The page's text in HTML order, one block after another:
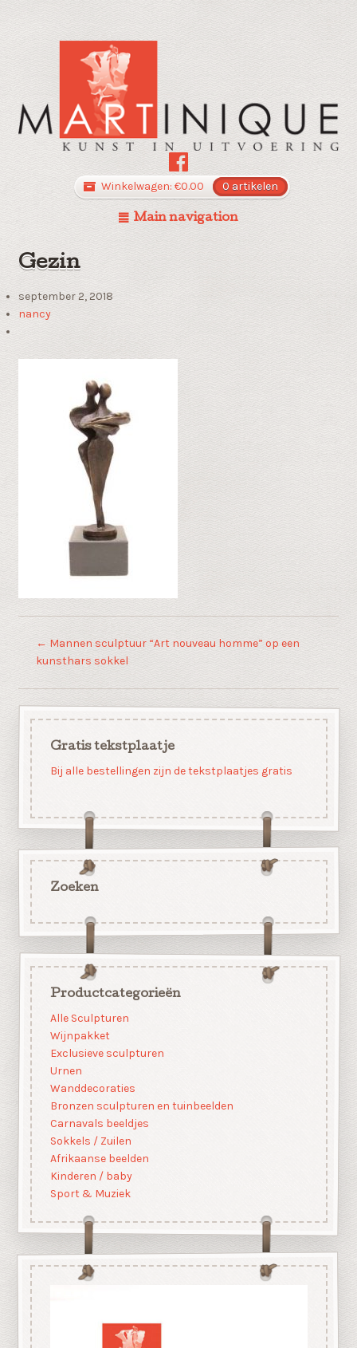
Winkelwagen: €0.00 0 artikelen
Main navigation
Gezin
september 2, 2018
nancy
← Mannen sculptuur “Art nouveau homme” op een
kunsthars sokkel
Gratis tekstplaatje
Bij alle bestellingen zijn de tekstplaatjes gratis
Zoeken
Productcategorieën
Alle Sculpturen
Wijnpakket
Exclusieve sculpturen
Urnen
Wanddecoraties
Bronzen sculpturen en tuinbeelden
Carnavals beeldjes
Sokkels / Zuilen
Afrikaanse beelden
Kinderen / baby
Sport & Muziek